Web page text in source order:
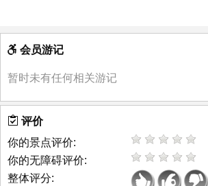
会员游记
暂时未有任何相关游记
评价
你的景点评价:
你的无障碍评价:
整体评分: